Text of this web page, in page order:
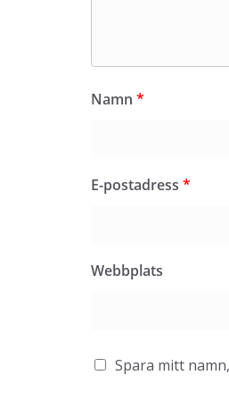
Namn *
E-postadress *
Webbplats
Spara mitt